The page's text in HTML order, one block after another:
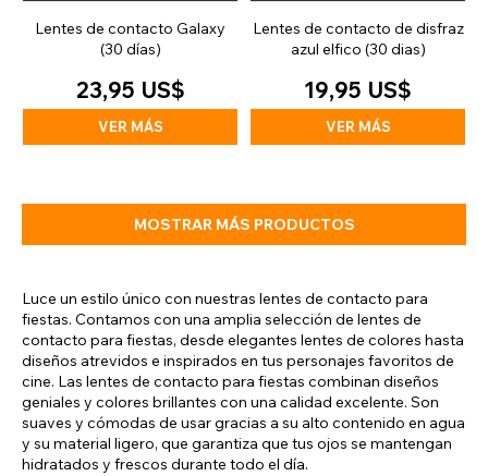
Lentes de contacto Galaxy
(30 días)
23,95 US$
VER MÁS
Lentes de contacto de disfraz
azul elfico (30 dias)
19,95 US$
VER MÁS
MOSTRAR MÁS PRODUCTOS
Luce un estilo único con nuestras lentes de contacto para
fiestas. Contamos con una amplia selección de lentes de
contacto para fiestas, desde elegantes lentes de colores hasta
diseños atrevidos e inspirados en tus personajes favoritos de
cine. Las lentes de contacto para fiestas combinan diseños
geniales y colores brillantes con una calidad excelente. Son
suaves y cómodas de usar gracias a su alto contenido en agua
y su material ligero, que garantiza que tus ojos se mantengan
hidratados y frescos durante todo el día.